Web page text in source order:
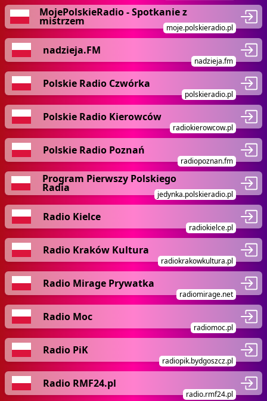
MojePolskieRadio - Spotkanie z
mistrzem
moje.polskieradio.pl
nadzieja.FM
nadzieja.fm
Polskie Radio Czwórka
polskieradio.pl
Polskie Radio Kierowców
radiokierowcow.pl
Polskie Radio Poznań
radiopoznan.fm
Program Pierwszy Polskiego
Radia
jedynka.polskieradio.pl
Radio Kielce
radiokielce.pl
Radio Kraków Kultura
radiokrakowkultura.pl
Radio Mirage Prywatka
radiomirage.net
Radio Moc
radiomoc.pl
Radio PiK
radiopik.bydgoszcz.pl
Radio RMF24.pl
radio.rmf24.pl